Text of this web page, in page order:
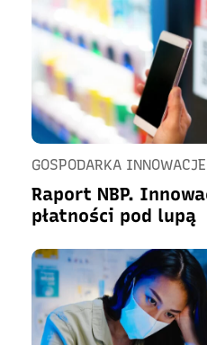
GOSPODARKA
Raport NBP.
płatności pod lupą